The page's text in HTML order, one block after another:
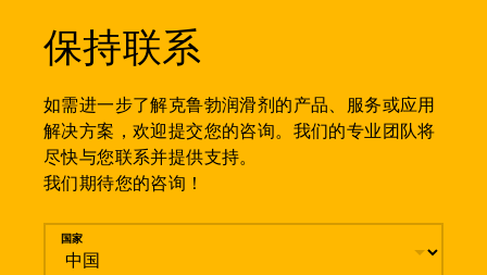
保持联系
如需进一步了解克鲁勃润滑剂的产品、服务或应用
解决方案，欢迎提交您的咨询。我们的专业团队将
尽快与您联系并提供支持。
我们期待您的咨询！
留言
国家